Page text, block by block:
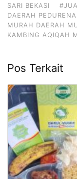
SARI BEKASI
DAERAH
MURAH DAERAH
KAMBING AQIQAH
Pos Terkait